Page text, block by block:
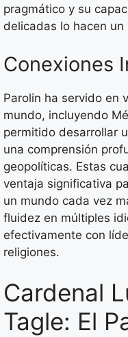
pragmático y su
delicadas lo hacen
Conexiones
Parolin ha servido en
mundo, incluyendo
permitido desarrollar
una comprensión
geopolíticas. Estas
ventaja significativa
un mundo cada vez
fluidez en múltiples
efectivamente con
religiones.
Cardenal
Tagle: El